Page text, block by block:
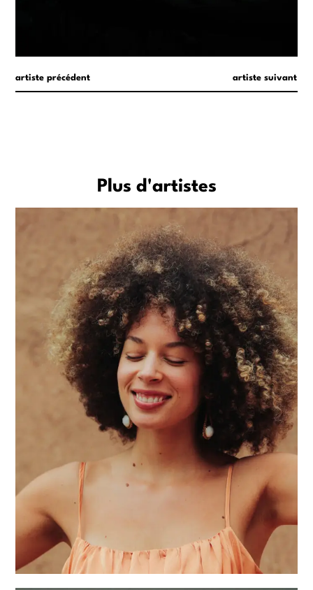
artiste précédent artiste suivant
Plus d'artistes